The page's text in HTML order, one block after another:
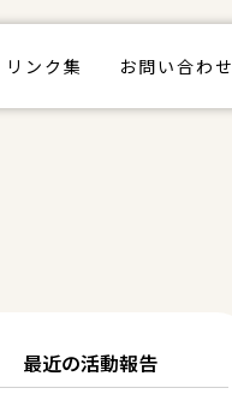
リンク集 お問い合わせ
最近の活動報告